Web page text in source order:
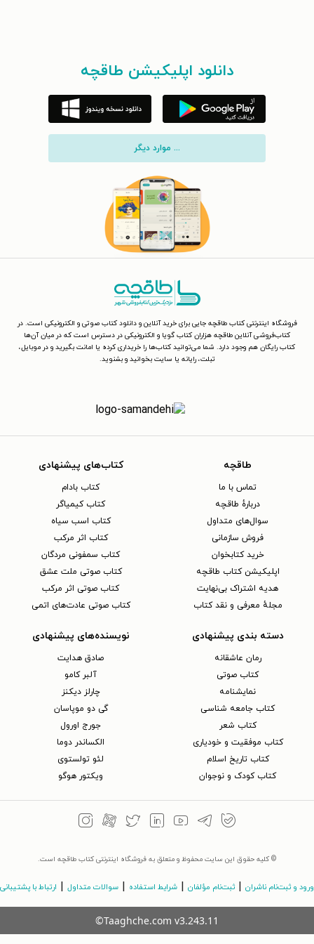
دانلود اپلیکیشن طاقچه
... موارد دیگر
فروشگاه اینترنتی کتاب طاقچه جایی برای خرید آنلاین و دانلود کتاب صوتی و الکترونیکی است. در
کتاب‌فروشی آنلاین طاقچه هزاران کتاب گویا و الکترونیکی در دسترس است که در میان آن‌ها
کتاب رایگان هم وجود دارد. شما می‌توانید کتاب‌ها را خریداری کرده یا امانت بگیرید و در موبایل،
تبلت، رایانه یا سایت بخوانید و بشنوید.
طاقچه
تماس با ما
دربارهٔ طاقچه
سوال‌های متداول
فروش سازمانی
خرید کتابخوان
اپلیکیشن کتاب طاقچه
هدیه اشتراک بی‌نهایت
مجلهٔ معرفی و نقد کتاب
کتاب‌های پیشنهادی
کتاب بادام
کتاب کیمیاگر
کتاب اسب سیاه
کتاب اثر مرکب
کتاب سمفونی مردگان
کتاب صوتی ملت عشق
کتاب صوتی اثر مرکب
کتاب صوتی عادت‌های اتمی
دسته بندی پیشنهادی
رمان عاشقانه
کتاب‌ صوتی
نمایشنامه
کتاب جامعه شناسی
کتاب شعر
کتاب موفقیت و خودیاری
کتاب تاریخ اسلام
کتاب کودک و نوجوان
نویسنده‌های پیشنهادی
صادق هدایت
آلبر کامو
چارلز دیکنز
گی دو موپاسان
جورج اورول
الکساندر دوما
لئو تولستوی
ویکتور هوگو
© کلیه حقوق این سایت محفوظ و متعلق به فروشگاه اینترنتی کتاب طاقچه است.
ورود و ثبت‌نام ناشران ثبت‌نام مؤلفان شرایط استفاده سوالات متداول ارتباط با پشتیبانی
©Taaghche.com v3.243.11